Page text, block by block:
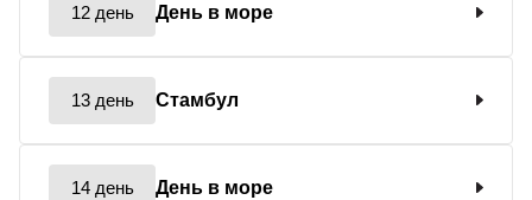
12 день День в море
13 день Стамбул
14 день День в море